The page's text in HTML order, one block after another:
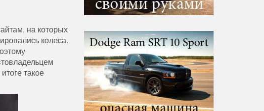
на которых
колеса.
такое